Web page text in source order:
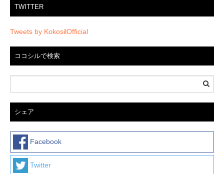
TWITTER
Tweets by KokosilOfficial
ココシルで検索
シェア
Facebook
Twitter